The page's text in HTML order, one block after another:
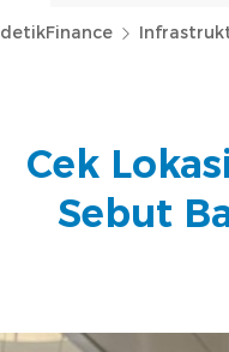
detikFinance
Cek
Sebut